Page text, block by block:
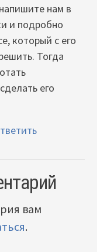
нам в
и подробно
который с его
Тогда
его
вам
.